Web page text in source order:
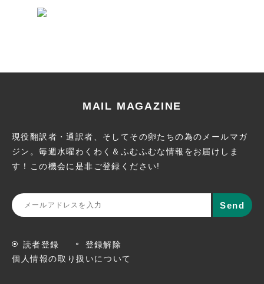
MAIL MAGAZINE
現役翻訳者・通訳者、そしてその卵たちの為のメールマガ
ジン。毎週水曜わくわく＆ふむふむな情報をお届けしま
す！この機会に是非ご登録ください!
読者登録
登録解除
個人情報の取り扱いについて